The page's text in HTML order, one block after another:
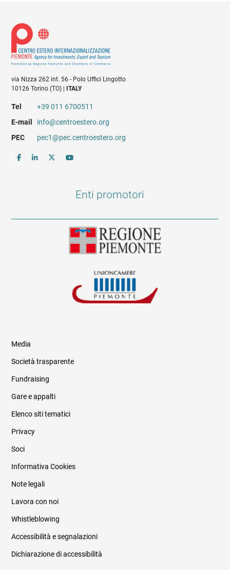
via Nizza 262 int. 56 - Polo Uffici Lingotto
10126 Torino (TO) |
ITALY
Tel
+39 011 6700511
E-mail
info@centroestero.org
PEC
pec1@pec.centroestero.org
Enti promotori
Informazioni legali e trasparenza
Media
Società trasparente
Fundraising
Gare e appalti
Elenco siti tematici
Privacy
Soci
Informativa Cookies
Note legali
Lavora con noi
Whistleblowing
Accessibilità e segnalazioni
Dichiarazione di accessibilità